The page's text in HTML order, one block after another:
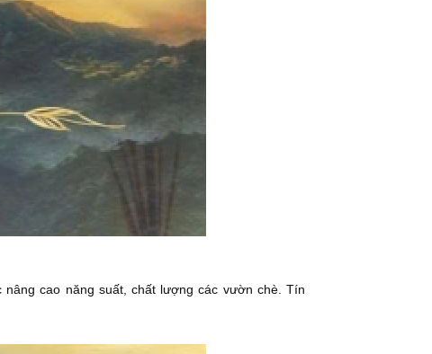
cao năng suất, chất lượng các vườn chè. Tín